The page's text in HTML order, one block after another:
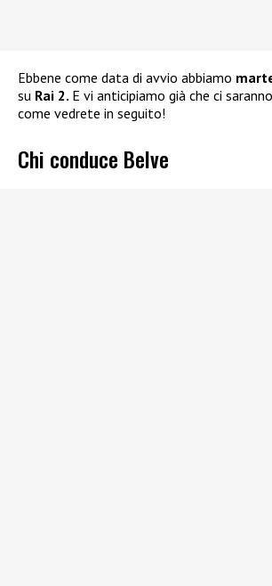
Ebbene come data di avvio abbiamo
su Rai 2. E vi anticipiamo già che ci
come vedrete in seguito!
Chi conduce Belve